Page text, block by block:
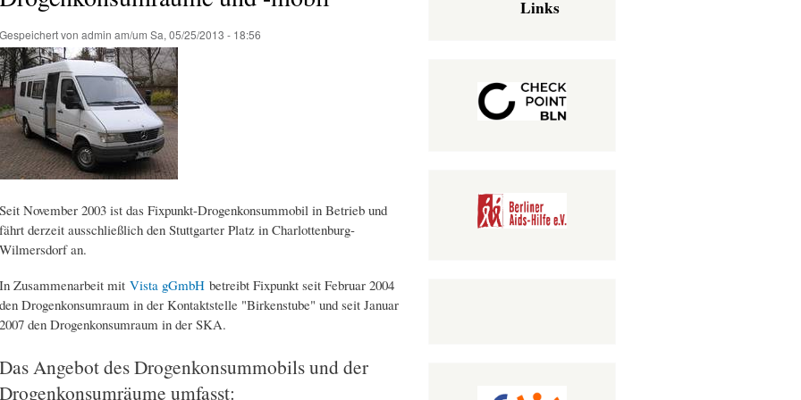
Gespeichert von admin am/um Sa, 05/25/2013 - 18:56
Seit November 2003 ist das Fixpunkt-Drogenkonsummobil in Betrieb und
fährt derzeit ausschließlich den Stuttgarter Platz in Charlottenburg-
Wilmersdorf an.
In Zusammenarbeit mit Vista gGmbH betreibt Fixpunkt seit Februar 2004
den Drogenkonsumraum in der Kontaktstelle "Birkenstube" und seit Januar
2007 den Drogenkonsumraum in der SKA.
Das Angebot des Drogenkonsummobils und der
Drogenkonsumräume umfasst:
Links